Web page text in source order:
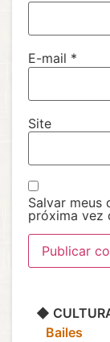
E-mail *
Site
Salvar meus
próxima vez
◆
‎ ‎ ‎ Bailes